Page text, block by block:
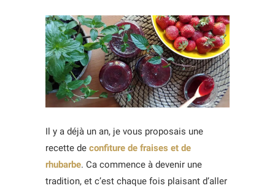
Il y a déjà un an, je vous proposais une
recette de confiture de fraises et de
rhubarbe. Ca commence à devenir une
tradition, et c’est chaque fois plaisant d’aller